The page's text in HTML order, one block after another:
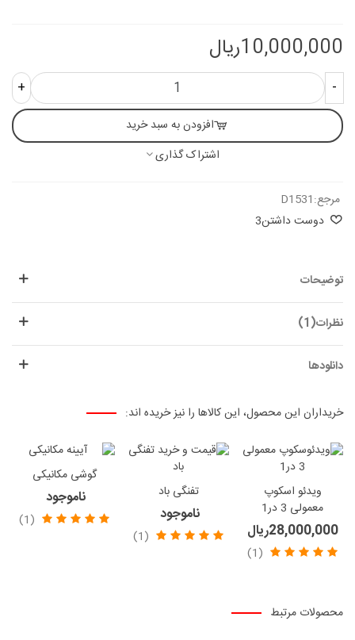
10,000,000ریال
-
+
افزودن به سبد خرید
اشتراک گذاری
مرجع:D1531
دوست داشتن3
توضیحات
نظرات(1)
دانلودها
خریداران این محصول، این کالاها را نیز خریده اند:
ویدئو اسکوپ
معمولی 3 در1
28,000,000ریال
(1)
تفنگی باد
ناموجود
(1)
گوشی مکانیکی
ناموجود
(1)
محصولات مرتبط